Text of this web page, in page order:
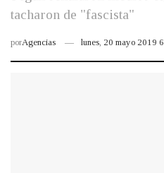
tacharon de "fascista"
porAgencias lunes, 20 mayo 2019